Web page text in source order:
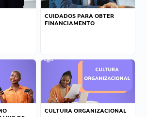
CUIDADOS PARA OBTER
FINANCIAMENTO
CULTURA ORGANIZACIONAL